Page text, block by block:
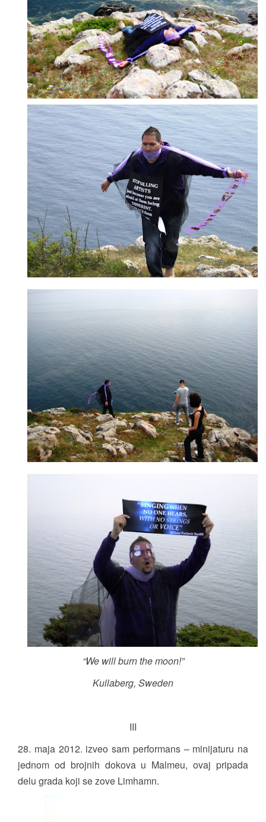
“We will burn the moon!”
Kullaberg, Sweden
III
28. maja 2012. izveo sam performans – minijaturu na
jednom od brojnih dokova u Malmeu, ovaj pripada
delu grada koji se zove Limhamn.